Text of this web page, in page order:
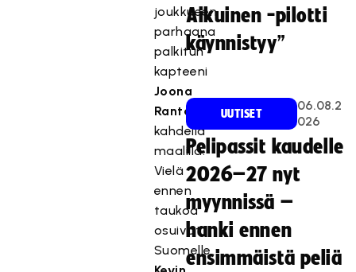
joukkueen
parhaana
palkitun
kapteeni
Joona
Rantalan
kahdella
maalilla.
Vielä
ennen
taukoa
osuivat
Suomelle
Aikuinen -pilotti
käynnistyy”
UUTISET
06.08.2
026
Pelipassit kaudelle
2026–27 nyt
myynnissä –
hanki ennen
ensimmäistä peliä